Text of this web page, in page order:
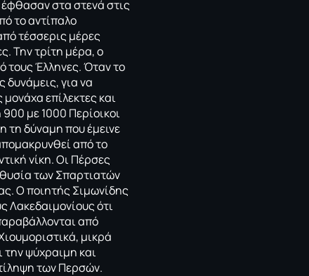
έφθασαν στα στενά στις
το αντίπαλο
τέσσερις μέρες
Την τρίτη μέρα, ο
τους Έλληνες. Όταν το
δυνάμεις, για να
επίλεκτες και
με 1000 Περίοικοι
τη δύναμη που έμεινε
από το
νίκη. Οι Πέρσες
των Σπαρτιατών
O ποιητής Σιμωνίδης
Λακεδαιμονίους ότι
από
μικρά
ψύχραιμη και
των Περσών.